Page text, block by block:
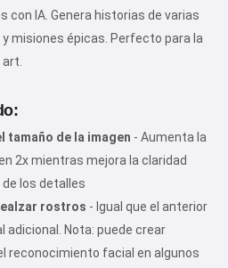
con IA. Genera historias de varias
misiones épicas. Perfecto para la
tamaño de la imagen - Aumenta la
2x mientras mejora la claridad
los detalles
rostros - Igual que el anterior
adicional. Nota: puede crear
reconocimiento facial en algunos